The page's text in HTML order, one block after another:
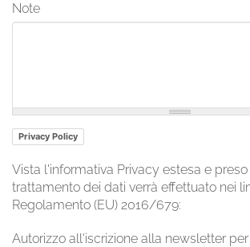
Note
Privacy Policy
Vista l'informativa Privacy estesa e
trattamento dei dati verrà effettuato nei
Regolamento (EU) 2016/679:
Autorizzo all'iscrizione alla newsletter